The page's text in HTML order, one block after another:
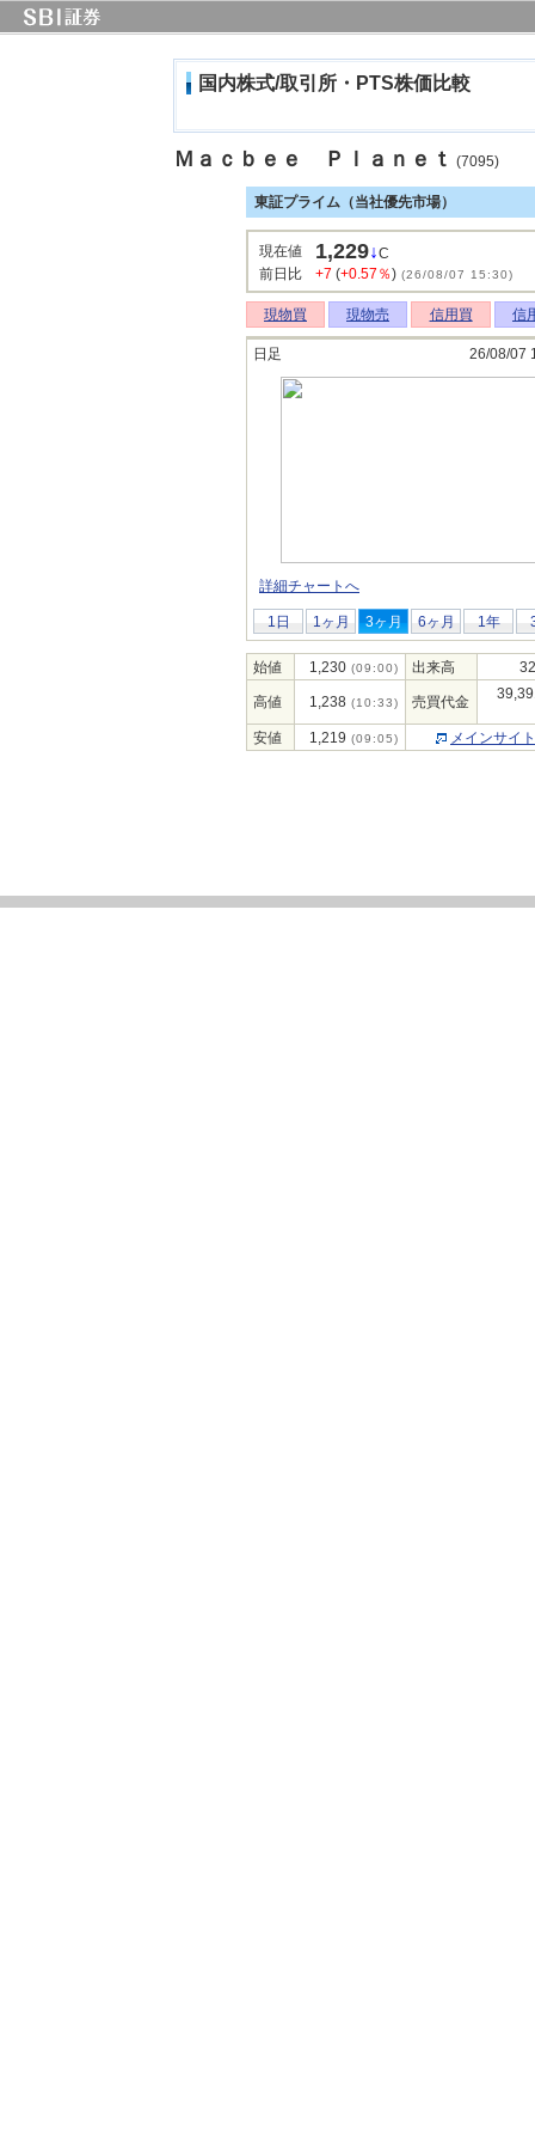
国内株式/取引所・PTS株価比較
Ｍａｃｂｅｅ Ｐｌａｎｅｔ (7095)
東証プライム（当社優先市場）
現在値 1,229↓C
前日比
+7 (+0.57％) (26/08/07 15:30)
現物買 現物売 信用買 信
日足 26/08/07
詳細チャートへ
1日 1ヶ月 3ヶ月 6ヶ月 1年
始値 1,230 (09:00) 出来高
高値 1,238 (10:33) 売買代金
安値 1,219 (09:05) メインサイ